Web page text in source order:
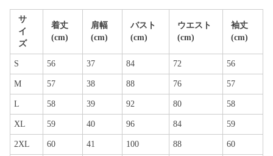
サ
イ
ズ
着丈
(cm)
肩幅
(cm)
バスト
(cm)
ウエスト
(cm)
袖丈
(cm)
S 56 37 84 72 56
M 57 38 88 76 57
L 58 39 92 80 58
XL 59 40 96 84 59
2XL 60 41 100 88 60